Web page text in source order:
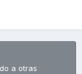
a otras